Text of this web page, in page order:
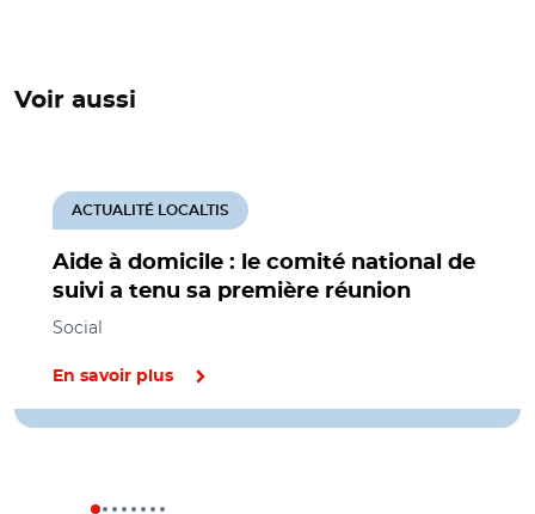
Voir aussi
Aide à domicile : le comité national de
suivi a tenu sa première réunion
ACTUALITÉ LOCALTIS
Social
En savoir plus